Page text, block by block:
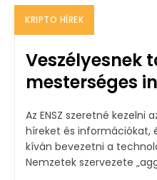
KRIPTO HÍREK
Veszélyesnek
mesterséges
Az ENSZ szeretné kezelni
híreket és információkat,
kíván bevezetni a technológia
Nemzetek szervezete